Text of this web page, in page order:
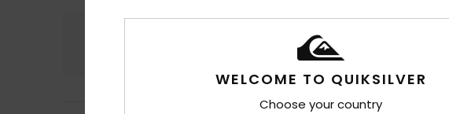
WELCOME TO QUIKSILVER
Choose your country